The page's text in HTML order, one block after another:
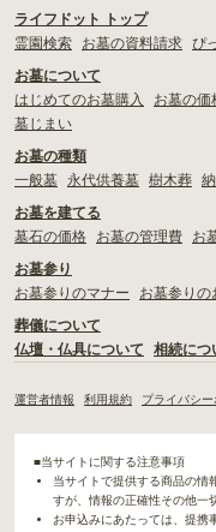
ライフドット トップ
霊園検索
お墓の資料請求 ぴ
お墓について
はじめてのお墓購入
お墓の価
墓じまい
お墓の種類
一般墓
永代供養墓 樹木葬
お墓を建てる
墓石の価格
お墓の管理費
お
お墓参り
お墓参りのマナー
お墓参りの
葬儀について
仏壇・仏具について
相続につ
運営者情報 利用規約 プライバシー
■当サイトに関する注意事項
当サイトで提供する商品の情
すが、情報の正確性その他一
お申込みにあたっては、提携